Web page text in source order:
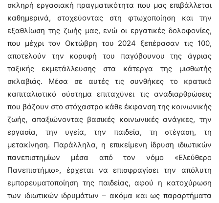
σκληρή εργασιακή πραγματικότητα που μας επιβάλλεται
καθημερινά, στοχεύοντας στη φτωχοποίηση και την
εξαθλίωση της ζωής μας, ενώ οι εργατικές δολοφονίες,
που μέχρι τον Οκτώβρη του 2024 ξεπέρασαν τις 100,
αποτελούν την κορυφή του παγόβουνου της άγριας
ταξικής εκμετάλλευσης στα κάτεργα της μισθωτής
σκλαβιάς. Μέσα σε αυτές τις συνθήκες το κρατικό
καπιταλιστικό σύστημα επιταχύνει τις αναδιαρθρώσεις
που βάζουν στο στόχαστρο κάθε έκφανση της κοινωνικής
ζωής, απαξιώνοντας βασικές κοινωνικές ανάγκες, την
εργασία, την υγεία, την παιδεία, τη στέγαση, τη
μετακίνηση. Παράλληλα, η επικείμενη ίδρυση ιδιωτικών
πανεπιστημίων μέσα από τον νόμο «Ελεύθερο
Πανεπιστήμιο», έρχεται να επισφραγίσει την απόλυτη
εμπορευματοποίηση της παιδείας, αφού η κατοχύρωση
των ιδιωτικών ιδρυμάτων – ακόμα και ως παραρτήματα